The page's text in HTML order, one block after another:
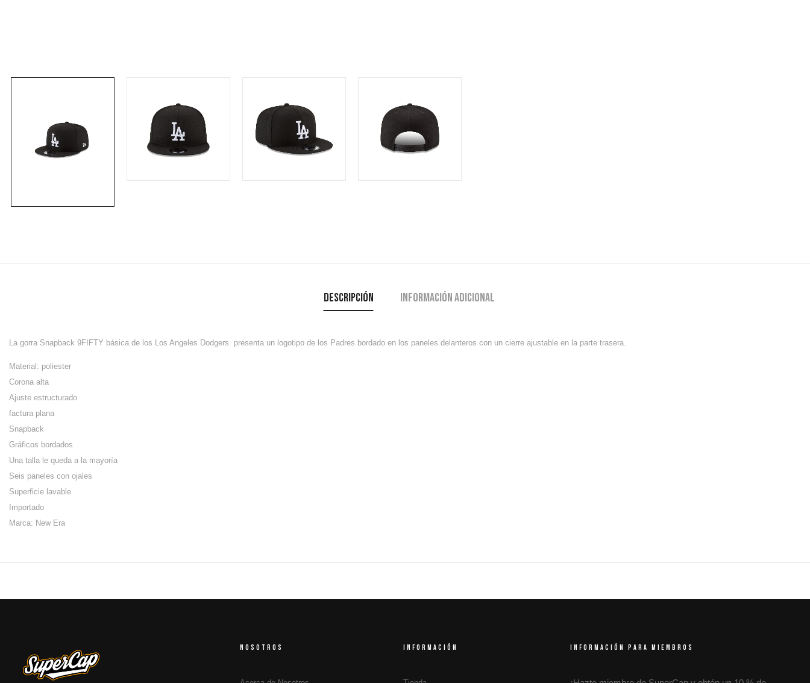
Descripción Información adicional
La gorra Snapback 9FIFTY básica de los Los Angeles Dodgers presenta un logotipo de los Padres bordado en los paneles delanteros con un cierre ajustable en la parte trasera.
Material: poliester
Corona alta
Ajuste estructurado
factura plana
Snapback
Gráficos bordados
Una talla le queda a la mayoría
Seis paneles con ojales
Superficie lavable
Importado
Marca: New Era
NOSOTROS INFORMACIÓN INFORMACIÓN PARA MIEMBROS